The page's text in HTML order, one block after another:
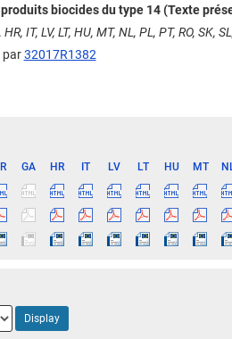
biocides du type 14 (Texte
IT, LV, LT, HU, MT, NL, PL, PT, RO, SK,
par32017R1382
GA HR IT LV LT HU MT
Display